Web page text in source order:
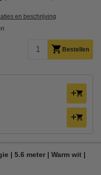
en beschrijving
Bestellen
| 5.6 meter | Warm wit |